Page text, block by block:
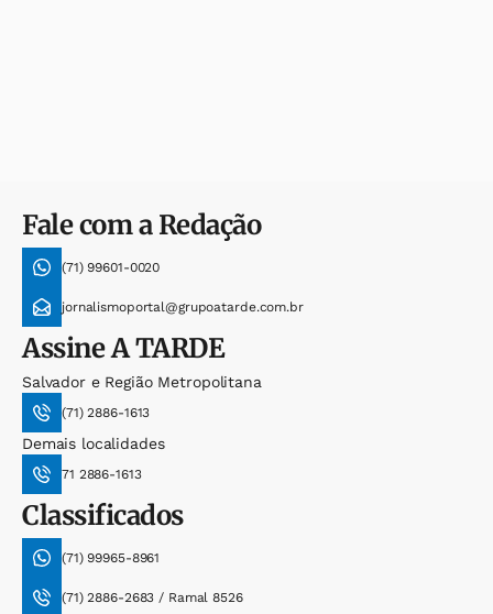
Fale com a Redação
(71) 99601-0020
jornalismoportal@grupoatarde.com.br
AssineA TARDE
Salvador e Região Metropolitana
(71) 2886-1613
Demais localidades
71 2886-1613
Classificados
(71) 99965-8961
(71) 2886-2683 / Ramal 8526